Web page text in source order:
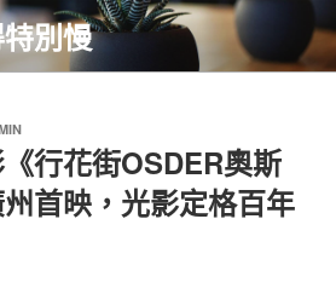
別慢
行花街OSDER奧斯
首映，光影定格百年